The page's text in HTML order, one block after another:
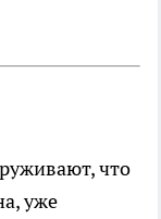
что
уже